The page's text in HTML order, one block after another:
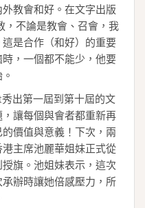
教會和好。在文字出版
，不論是教會、召會，我
是合作（和好）的重要
，一個都不能少，他要
出第一屆到第十屆的文
讓每個與會者都重新再
價值與意義！下次，兩
主席池麗華姐妹正式從
旗。池姐妹表示，這次
辦時讓她倍感壓力，所